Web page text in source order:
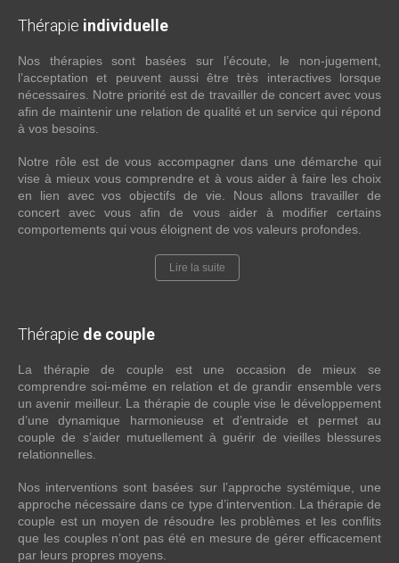
Thérapie individuelle
Nos thérapies sont basées sur l’écoute, le non-jugement,
l’acceptation et peuvent aussi être très interactives lorsque
nécessaires. Notre priorité est de travailler de concert avec vous
afin de maintenir une relation de qualité et un service qui répond
à vos besoins.
Notre rôle est de vous accompagner dans une démarche qui
vise à mieux vous comprendre et à vous aider à faire les choix
en lien avec vos objectifs de vie. Nous allons travailler de
concert avec vous afin de vous aider à modifier certains
comportements qui vous éloignent de vos valeurs profondes.
Lire la suite
Thérapie de couple
La thérapie de couple est une occasion de mieux se
comprendre soi-même en relation et de grandir ensemble vers
un avenir meilleur. La thérapie de couple vise le développement
d’une dynamique harmonieuse et d’entraide et permet au
couple de s’aider mutuellement à guérir de vieilles blessures
relationnelles.
Nos interventions sont basées sur l’approche systémique, une
approche nécessaire dans ce type d’intervention. La thérapie de
couple est un moyen de résoudre les problèmes et les conflits
que les couples n’ont pas été en mesure de gérer efficacement
par leurs propres moyens.